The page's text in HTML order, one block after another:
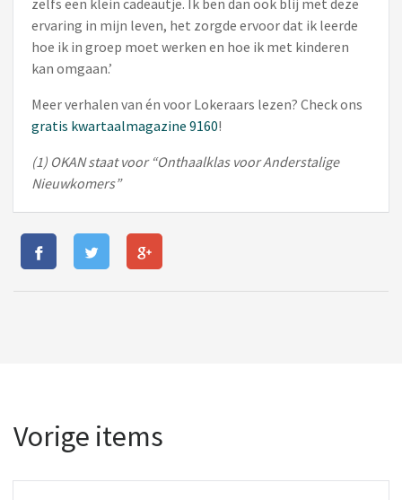
zelfs een klein cadeautje. Ik ben dan ook blij met deze
ervaring in mijn leven, het zorgde ervoor dat ik leerde
hoe ik in groep moet werken en hoe ik met kinderen
kan omgaan.’
Meer verhalen van én voor Lokeraars lezen? Check ons
gratis kwartaalmagazine 9160!
(1) OKAN staat voor “Onthaalklas voor Anderstalige
Nieuwkomers”
Vorige items